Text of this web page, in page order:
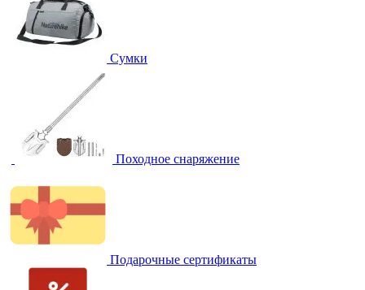
Сумки
Походное снаряжение
Подарочные сертификаты